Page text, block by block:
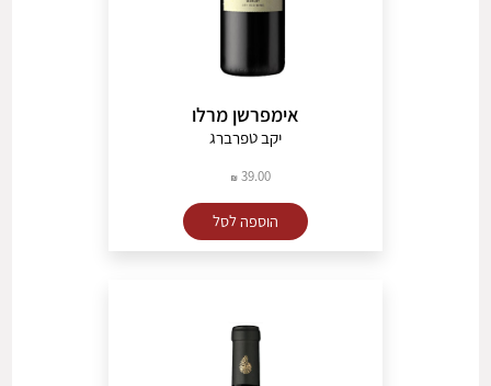
אימפרשן מרלו
יקב טפרברג
39.00
הוספה לסל